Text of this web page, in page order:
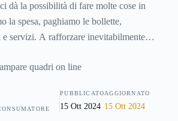
dà la possibilità di fare molte cose in
la spesa, paghiamo le bollette,
e servizi. A rafforzare inevitabilmente
casa, abbiamo imparato a gestire
Uno dei grandi vantaggi del web non è
già creati ma anche realizzarne di
PUBBLICATO
15 Ott 2024
AGGIORNATO
15 Ott 2024